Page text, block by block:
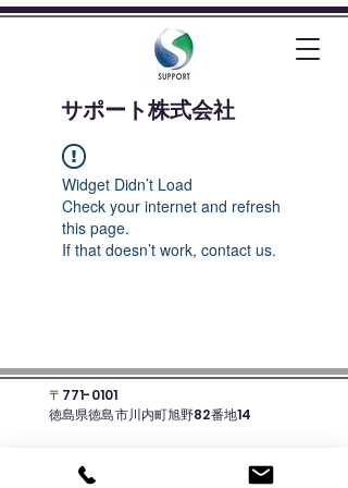
​サポート株式会社
Widget Didn’t Load
Check your internet and refresh
this page.
If that doesn’t work, contact us.
〒771-0101
徳島県徳島市川内町旭野82番地14
☎088-678-8135